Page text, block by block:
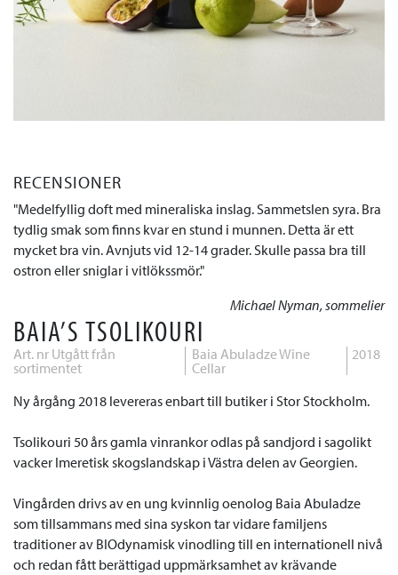
RECENSIONER
Medelfyllig doft med mineraliska inslag. Sammetslen syra. Bra
tydlig smak som finns kvar en stund i munnen. Detta är ett
mycket bra vin. Avnjuts vid 12-14 grader. Skulle passa bra till
ostron eller sniglar i vitlökssmör.
Michael Nyman, sommelier
BAIA’S TSOLIKOURI
Art. nr Utgått från
sortimentet
Baia Abuladze Wine
Cellar
2018
Ny årgång 2018 levereras enbart till butiker i Stor Stockholm.
Tsolikouri 50 års gamla vinrankor odlas på sandjord i sagolikt
vacker Imeretisk skogslandskap i Västra delen av Georgien.
Vingården drivs av en ung kvinnlig oenolog Baia Abuladze
som tillsammans med sina syskon tar vidare familjens
traditioner av BIOdynamisk vinodling till en internationell nivå
och redan fått berättigad uppmärksamhet av krävande